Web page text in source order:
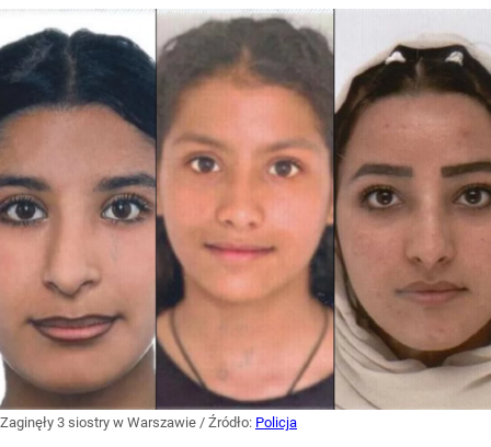
Zaginęły 3 siostry w Warszawie / Źródło: Policja